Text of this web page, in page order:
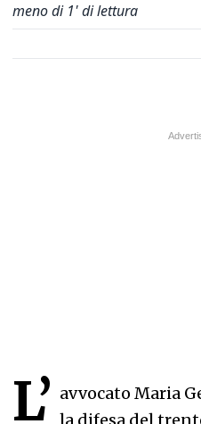
meno di 1' di lettura
L’ avvocato Maria